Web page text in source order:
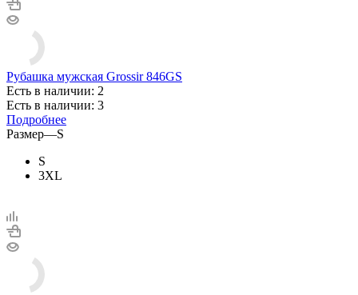
Рубашка мужская Grossir 846GS
Есть в наличии: 2
Есть в наличии: 3
Подробнее
Размер—S
S
3XL